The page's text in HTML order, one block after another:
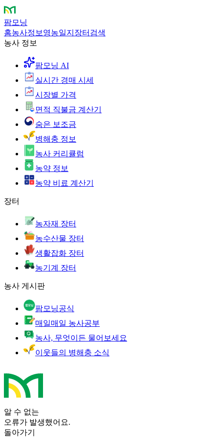
팜모닝
홈농사정보 영농일지 장터 검색
농사 정보
팜모닝 AI
실시간 경매 시세
시장별 가격
면적 직불금 계산기
숨은 보조금
병해충 정보
농사 커리큘럼
농약 정보
농약 비료 계산기
장터
농자재 장터
농수산물 장터
생활잡화 장터
농기계 장터
농사 게시판
팜모닝공식
매일매일 농사공부
농사, 무엇이든 물어보세요
이웃들의 병해충 소식
알 수 없는
오류가 발생했어요.
돌아가기